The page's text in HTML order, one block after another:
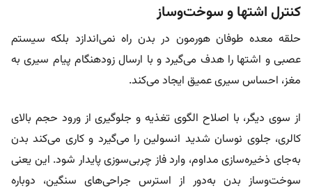
کنترل اشتها و سوخت‌و‌ساز
حلقه معده طوفان هورمون در بدن راه نمی‌اندازد بلکه سیستم
عصبی و اشتها را هدف می‌گیرد و با ارسال زودهنگام پیام سیری به
مغز، احساس سیری عمیق ایجاد می‌کند.
از‌ سوی دیگر، با اصلاح الگوی تغذیه و جلوگیری از ورود حجم بالای
کالری، جلوی نوسان شدید انسولین را می‌گیرد و کاری می‌کند بدن
به‌جای ذخیره‌سازی مداوم، وارد فاز چربی‌سوزی پایدار شود. این یعنی
سوخت‌وساز بدن به‌دور از استرس جراحی‌های سنگین، دوباره